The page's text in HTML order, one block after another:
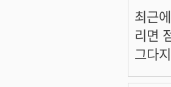
최근
리면
그다